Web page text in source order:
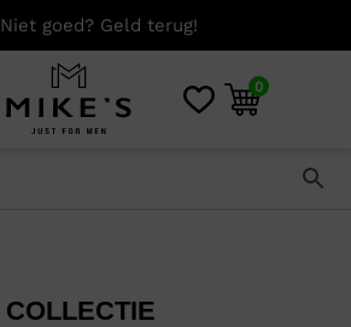
Niet goed? Geld terug!
0
COLLECTIE